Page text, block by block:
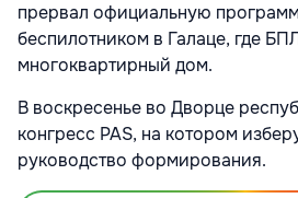
прервал официальную
беспилотником в Галаце, где
многоквартирный дом.
В воскресенье во Дворце
конгресс PAS, на котором
руководство формирования.